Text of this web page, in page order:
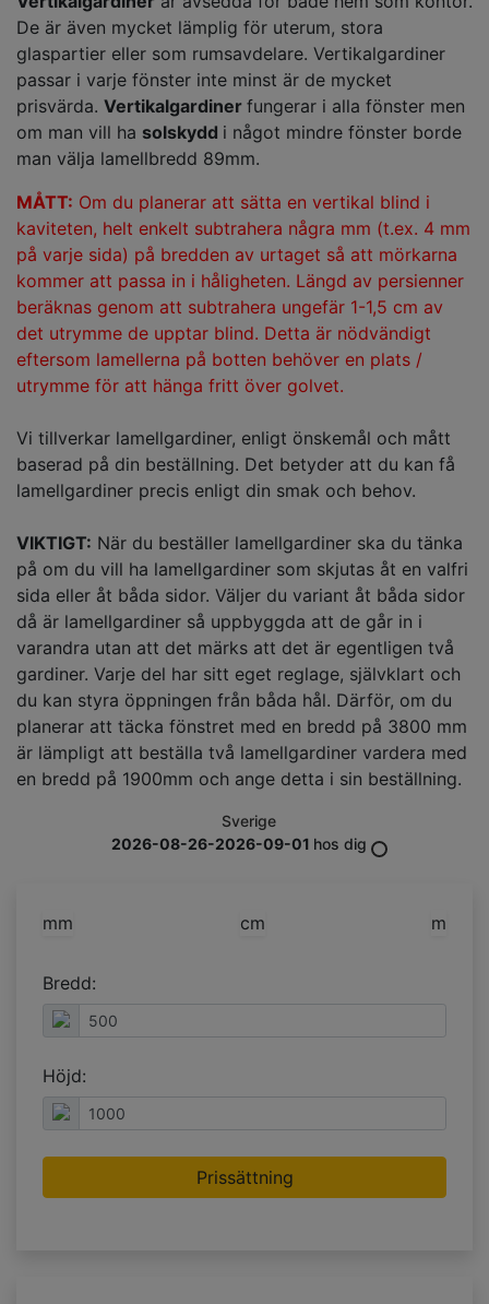
De är även mycket lämplig för uterum, stora
glaspartier eller som rumsavdelare. Vertikalgardiner
passar i varje fönster inte minst är de mycket
prisvärda. Vertikalgardiner fungerar i alla fönster men
om man vill ha solskydd i något mindre fönster borde
man välja lamellbredd 89mm.
MÅTT: Om du planerar att sätta en vertikal blind i
kaviteten, helt enkelt subtrahera några mm (t.ex. 4 mm
på varje sida) på bredden av urtaget så att mörkarna
kommer att passa in i håligheten. Längd av persienner
beräknas genom att subtrahera ungefär 1-1,5 cm av
det utrymme de upptar blind. Detta är nödvändigt
eftersom lamellerna på botten behöver en plats /
utrymme för att hänga fritt över golvet.
Vi tillverkar lamellgardiner, enligt önskemål och mått
baserad på din beställning. Det betyder att du kan få
lamellgardiner precis enligt din smak och behov.
VIKTIGT: När du beställer lamellgardiner ska du tänka
på om du vill ha lamellgardiner som skjutas åt en valfri
sida eller åt båda sidor. Väljer du variant åt båda sidor
då är lamellgardiner så uppbyggda att de går in i
varandra utan att det märks att det är egentligen två
gardiner. Varje del har sitt eget reglage, självklart och
du kan styra öppningen från båda hål. Därför, om du
planerar att täcka fönstret med en bredd på 3800 mm
är lämpligt att beställa två lamellgardiner vardera med
en bredd på 1900mm och ange detta i sin beställning.
Sverige
2026-08-26-2026-09-01 hos dig
mm cm m
Bredd:
Höjd:
Prissättning